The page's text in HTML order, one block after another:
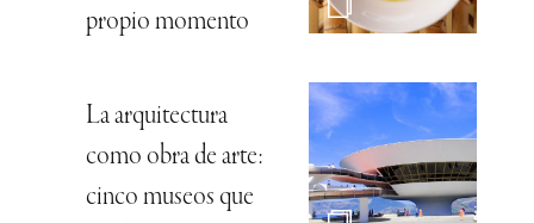
propio momento
La arquitectura
como obra de arte:
cinco museos que